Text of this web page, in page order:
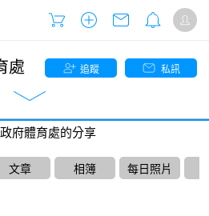
追蹤 私訊
處
府體育處的分享
文章 相簿 每日照片